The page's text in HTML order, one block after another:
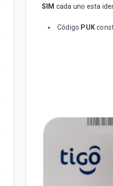
SIM cada uno esta
Código PUK